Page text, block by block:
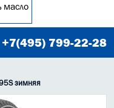
масло
+7(495) 799-22-28
зимняя